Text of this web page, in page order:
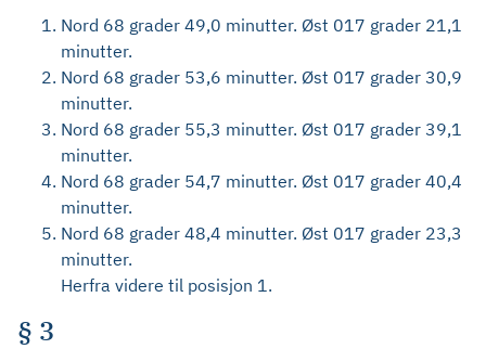
Nord 68 grader 49,0 minutter. Øst 017 grader 21,1
minutter.
Nord 68 grader 53,6 minutter. Øst 017 grader 30,9
minutter.
Nord 68 grader 55,3 minutter. Øst 017 grader 39,1
minutter.
Nord 68 grader 54,7 minutter. Øst 017 grader 40,4
minutter.
Nord 68 grader 48,4 minutter. Øst 017 grader 23,3
minutter.
Herfra videre til posisjon 1.
§ 3